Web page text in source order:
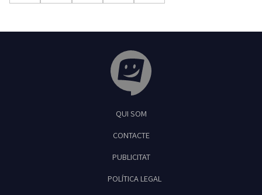
Feliu de Guíxols
QUI SOM
CONTACTE
PUBLICITAT
POLÍTICA LEGAL